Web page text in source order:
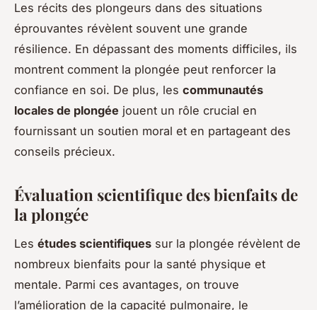
Les récits des plongeurs dans des situations
éprouvantes révèlent souvent une grande
résilience. En dépassant des moments difficiles, ils
montrent comment la plongée peut renforcer la
confiance en soi. De plus, les communautés
locales de plongée jouent un rôle crucial en
fournissant un soutien moral et en partageant des
conseils précieux.
Évaluation scientifique des bienfaits de
la plongée
Les études scientifiques sur la plongée révèlent de
nombreux bienfaits pour la santé physique et
mentale. Parmi ces avantages, on trouve
l’amélioration de la capacité pulmonaire, le